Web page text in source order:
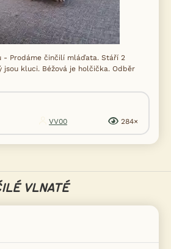
- Prodáme činčilí mláďata. Stáří 2
jsou kluci. Béžová je holčička. Odběr
VV00 284×
VLNATÉ